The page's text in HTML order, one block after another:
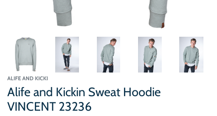
ALIFE AND KICKI
Alife and Kickin Sweat Hoodie
VINCENT 23236